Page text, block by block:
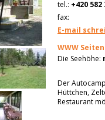
tel.: +420 582
fax:
E-mail
WWW Seiten
Die Seehöhe:
Der
Hüttchen,
Restaurant